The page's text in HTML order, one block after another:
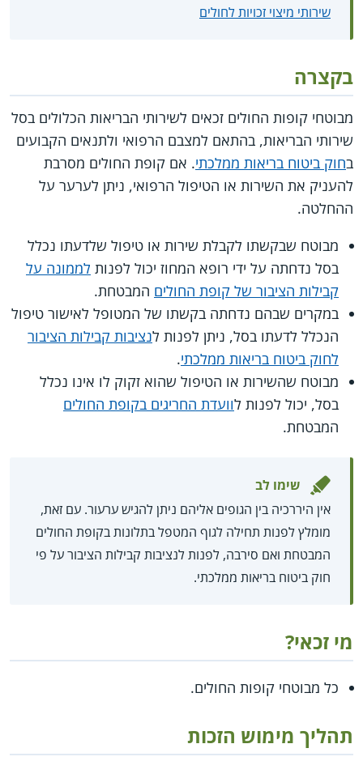
שירותי מיצוי זכויות לחולים
בקצרה
מבוטחי קופות החולים זכאים לשירותי הבריאות הכלולים בסל
שירותי הבריאות, בהתאם למצבם הרפואי ולתנאים הקבועים
בחוק ביטוח בריאות ממלכתי. אם קופת החולים מסרבת
להעניק את השירות או הטיפול הרפואי, ניתן לערער על
ההחלטה.
מבוטח שבקשתו לקבלת שירות או טיפול שלדעתו נכלל
בסל נדחתה על ידי רופא המחוז יכול לפנות לממונה על
קבילות הציבור של קופת החולים המבטחת.
במקרים שבהם נדחתה בקשתו של המטופל לאישור טיפול
הנכלל לדעתו בסל, ניתן לפנות לנציבות קבילות הציבור
לחוק ביטוח בריאות ממלכתי.
מבוטח שהשירות או הטיפול שהוא זקוק לו אינו נכלל
בסל, יכול לפנות לוועדת החריגים בקופת החולים
המבטחת.
שימו לב
אין היררכיה בין הגופים אליהם ניתן להגיש ערעור. עם זאת,
מומלץ לפנות תחילה לגוף המטפל בתלונות בקופת החולים
המבטחת ואם סירבה, לפנות לנציבות קבילות הציבור על פי
חוק ביטוח בריאות ממלכתי.
מי זכאי?
כל מבוטחי קופות החולים.
תהליך מימוש הזכות